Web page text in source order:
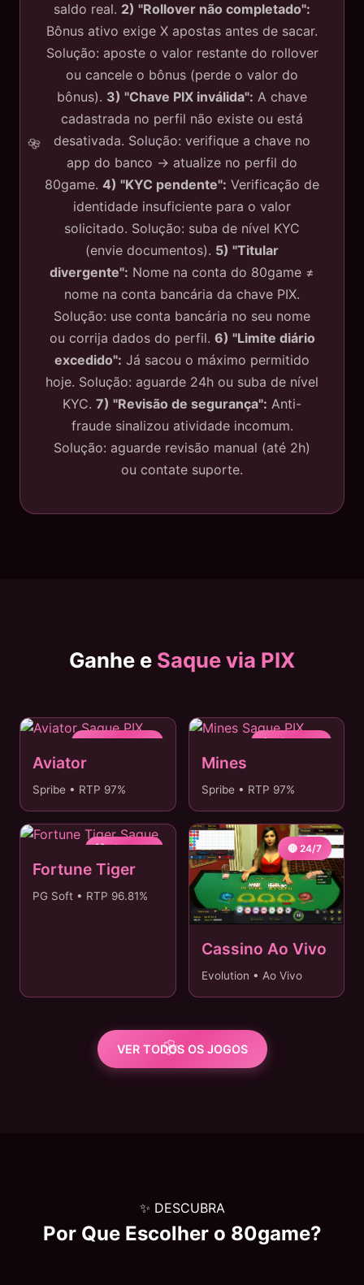
saldo real. 2) "Rollover não completado":
Bônus ativo exige X apostas antes de sacar.
Solução: aposte o valor restante do rollover
ou cancele o bônus (perde o valor do
bônus). 3) "Chave PIX inválida": A chave
cadastrada no perfil não existe ou está
desativada. Solução: verifique a chave no
app do banco → atualize no perfil do
80game. 4) "KYC pendente": Verificação de
identidade insuficiente para o valor
solicitado. Solução: suba de nível KYC
(envie documentos). 5) "Titular
divergente": Nome na conta do 80game ≠
nome na conta bancária da chave PIX.
Solução: use conta bancária no seu nome
ou corrija dados do perfil. 6) "Limite diário
excedido": Já sacou o máximo permitido
hoje. Solução: aguarde 24h ou suba de nível
KYC. 7) "Revisão de segurança": Anti-
fraude sinalizou atividade incomum.
Solução: aguarde revisão manual (até 2h)
ou contate suporte.
Ganhe e Saque via PIX
✈️ SAQUE 3MIN
Aviator
Spribe • RTP 97%
💎 R$0 TAXA
Mines
Spribe • RTP 97%
🐯 R$20 MIN
Fortune Tiger
PG Soft • RTP 96.81%
🔴 24/7
Cassino Ao Vivo
Evolution • Ao Vivo
VER TODOS OS JOGOS
✨ DESCUBRA
Por Que Escolher o 80game?